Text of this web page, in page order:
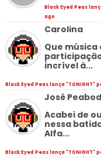
Black Eyed Peas
ago
Carolina
Que
incrível à...
Black Eyed Peas lança "TONIGHT"
José
Acabei de
nessa
Alfa...
Black Eyed Peas lança "TONIGHT"